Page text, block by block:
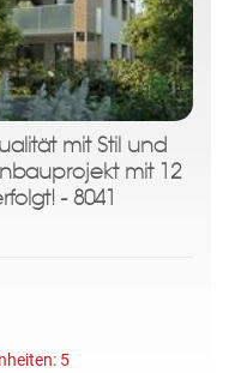
mit Stil und
mit 12
- 8041
5